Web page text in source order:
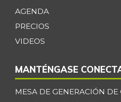
AGENDA
PRECIOS
VIDEOS
MANTÉNGASE
MESA DE GENERACIÓN DE